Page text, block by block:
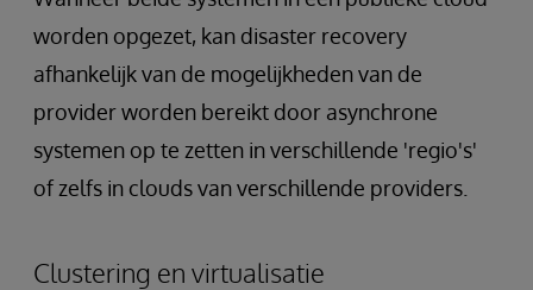
worden opgezet, kan disaster recovery
afhankelijk van de mogelijkheden van de
provider worden bereikt door asynchrone
systemen op te zetten in verschillende 'regio's'
of zelfs in clouds van verschillende providers.
Clustering en virtualisatie